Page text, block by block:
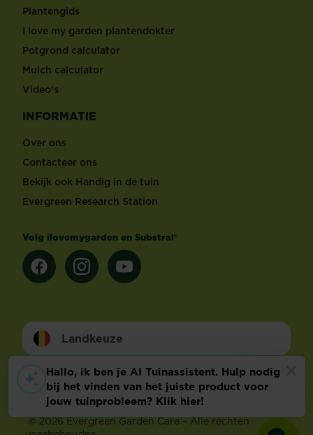
Plantengids
I love my garden plantendokter
Potgrond calculator
Mulch calculator
Video's
INFORMATIE
Over ons
Contacteer ons
Bekijk ook Handig in de tuin
Evergreen Research Station
Volg ilovemygarden en Substral®
Landkeuze
Footer
Wettelijke BepalingenTechnische info
Privacy en cookiesCookie voorkeuren aanpassen
©2026 Evergreen Garden Care – Alle rechten